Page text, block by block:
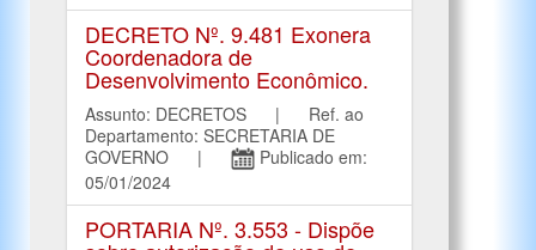
DECRETO Nº. 9.481 Exonera
Coordenadora de
Desenvolvimento Econômico.
Assunto: DECRETOS | Ref. ao
Departamento: SECRETARIA DE
GOVERNO |
Publicado em:
05/01/2024
PORTARIA Nº. 3.553 - Dispõe